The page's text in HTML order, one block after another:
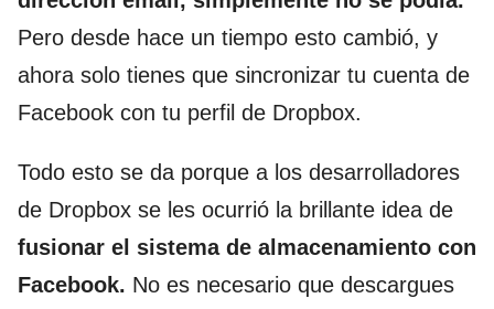
Pero desde hace un tiempo esto cambió, y
ahora solo tienes que sincronizar tu cuenta de
Facebook con tu perfil de Dropbox.
Todo esto se da porque a los desarrolladores
de Dropbox se les ocurrió la brillante idea de
fusionar el sistema de almacenamiento con
Facebook. No es necesario que descargues